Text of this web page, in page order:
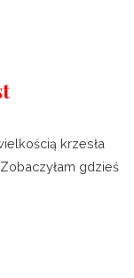
krzesła
gdzieś